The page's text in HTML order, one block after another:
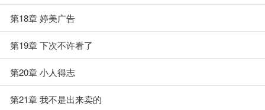
第18章 婷美广告
第19章 下次不许看了
第20章 小人得志
第21章 我不是出来卖的